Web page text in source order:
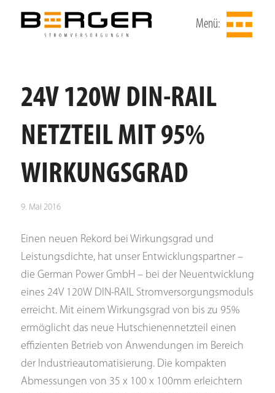
Menü:
24V 120W DIN-RAIL
NETZTEIL MIT 95%
WIRKUNGSGRAD
9. Mai 2016
Einen neuen Rekord bei Wirkungsgrad und
Leistungsdichte, hat unser Entwicklungspartner –
die German Power GmbH – bei der Neuentwicklung
eines 24V 120W DIN-RAIL Stromversorgungsmoduls
erreicht.Mit einem Wirkungsgrad von bis zu 95%
ermöglicht das neue Hutschienennetzteil einen
effizienten Betrieb von Anwendungen im Bereich
der Industrieautomatisierung. Die kompakten
Abmessungen von 35 x 100 x 100mm erleichtern